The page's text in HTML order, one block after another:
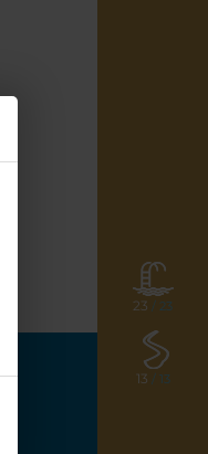
23 / 23
13 / 13